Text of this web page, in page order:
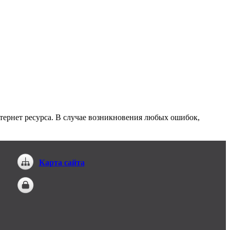
ресурса. В случае возникновения любых ошибок,
Карта сайта